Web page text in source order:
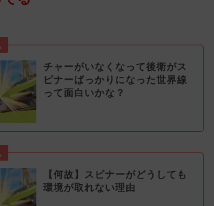
チャーがいなくなって後衛がス
ピナーばっかりになった世界線
って面白いかな？
【何故】スピナーがどうしても
環境が取れない理由